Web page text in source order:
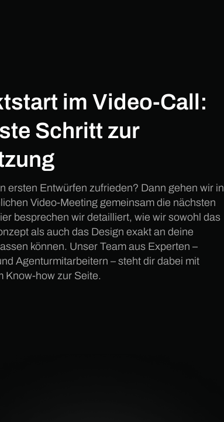
im Video-Call:
Schritt zur
ersten Entwürfen zufrieden? Dann gehen wir in
Video-Meeting gemeinsam die nächsten
besprechen wir detailliert, wie wir sowohl das
als auch das Design exakt an deine
können. Unser Team aus Experten –
Agenturmitarbeitern – steht dir dabei mit
Know-how zur Seite.